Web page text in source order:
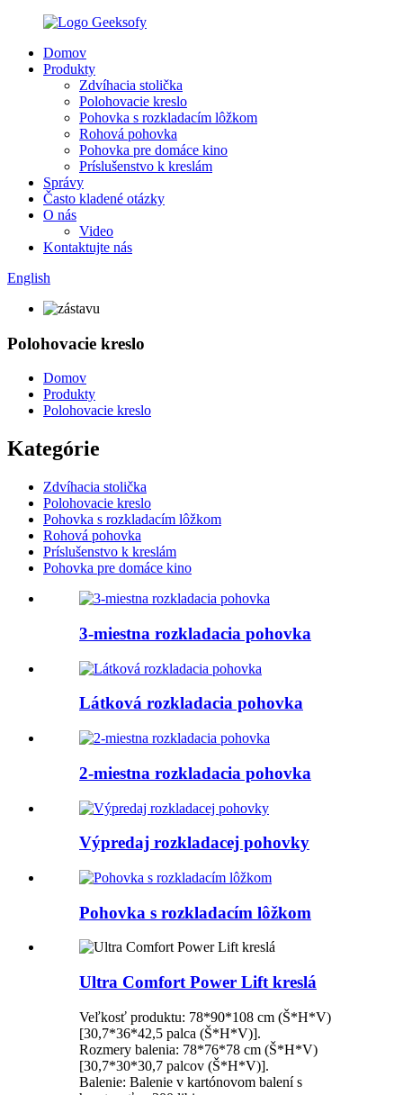
Domov
Produkty
Zdvíhacia stolička
Polohovacie kreslo
Pohovka s rozkladacím lôžkom
Rohová pohovka
Pohovka pre domáce kino
Príslušenstvo k kreslám
Správy
Často kladené otázky
O nás
Video
Kontaktujte nás
English
Polohovacie kreslo
Domov
Produkty
Polohovacie kreslo
Kategórie
Zdvíhacia stolička
Polohovacie kreslo
Pohovka s rozkladacím lôžkom
Rohová pohovka
Príslušenstvo k kreslám
Pohovka pre domáce kino
3-miestna rozkladacia pohovka
Látková rozkladacia pohovka
2-miestna rozkladacia pohovka
Výpredaj rozkladacej pohovky
Pohovka s rozkladacím lôžkom
Ultra Comfort Power Lift kreslá
Veľkosť produktu: 78*90*108 cm (Š*H*V)
[30,7*36*42,5 palca (Š*H*V)].
Rozmery balenia: 78*76*78 cm (Š*H*V)
[30,7*30*30,7 palcov (Š*H*V)].
Balenie: Balenie v kartónovom balení s